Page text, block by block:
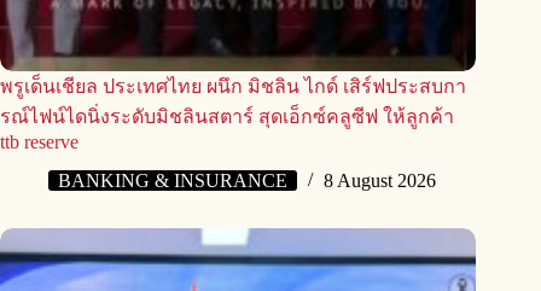
พรูเด็นเชียล ประเทศไทย ผนึก มิชลิน ไกด์ เสิร์ฟประสบกา
รณ์ไฟน์ไดนิ่งระดับมิชลินสตาร์ สุดเอ็กซ์คลูซีฟ ให้ลูกค้า
ttb reserve
BANKING & INSURANCE
8 August 2026